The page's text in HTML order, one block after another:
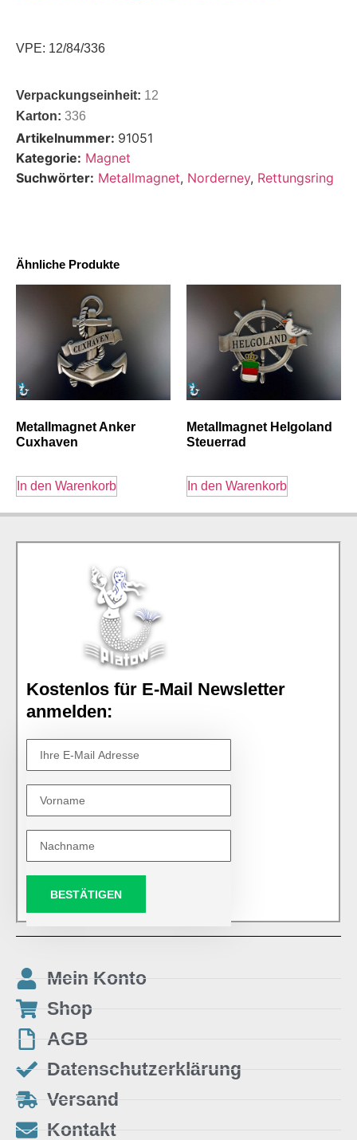
VPE: 12/84/336
Verpackungseinheit: 12
Karton: 336
Artikelnummer: 91051
Kategorie: Magnet
Suchwörter: Metallmagnet, Norderney, Rettungsring
Ähnliche Produkte
Metallmagnet Anker
Cuxhaven
In den Warenkorb
Metallmagnet Helgoland
Steuerrad
In den Warenkorb
Kostenlos für E-Mail Newsletter
anmelden:
BESTÄTIGEN
Mein Konto
Shop
AGB
Datenschutzerklärung
Versand
Kontakt